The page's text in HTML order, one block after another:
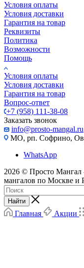
Условия оплаты
Условия доставки
Гарантия на товар
Реквизиты
Политика
Возможности
Помощь
Условия оплаты
Условия доставки
Гарантия на товар
Вопрос-ответ
+7 (958) 111-38-08
Заказать звонок
info@prosto-mangal.ru
МО, рп. Софрино,
WhatsApp
2026 © Просто Мангал
мангалов по Москве и
Найти
Главная Акции